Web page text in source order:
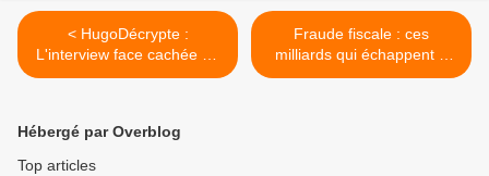
< HugoDécrypte :
L'interview face cachée de
François Civil, ce soir à
Fraude fiscale : ces
milliards qui échappent à
l'État... et aux Français, ce
Hébergé par Overblog
Top articles